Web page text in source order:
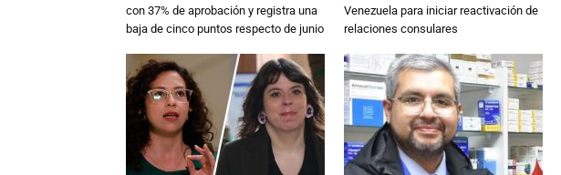
con 37% de aprobación y registra una
baja de cinco puntos respecto de junio
Venezuela para iniciar reactivación de
relaciones consulares